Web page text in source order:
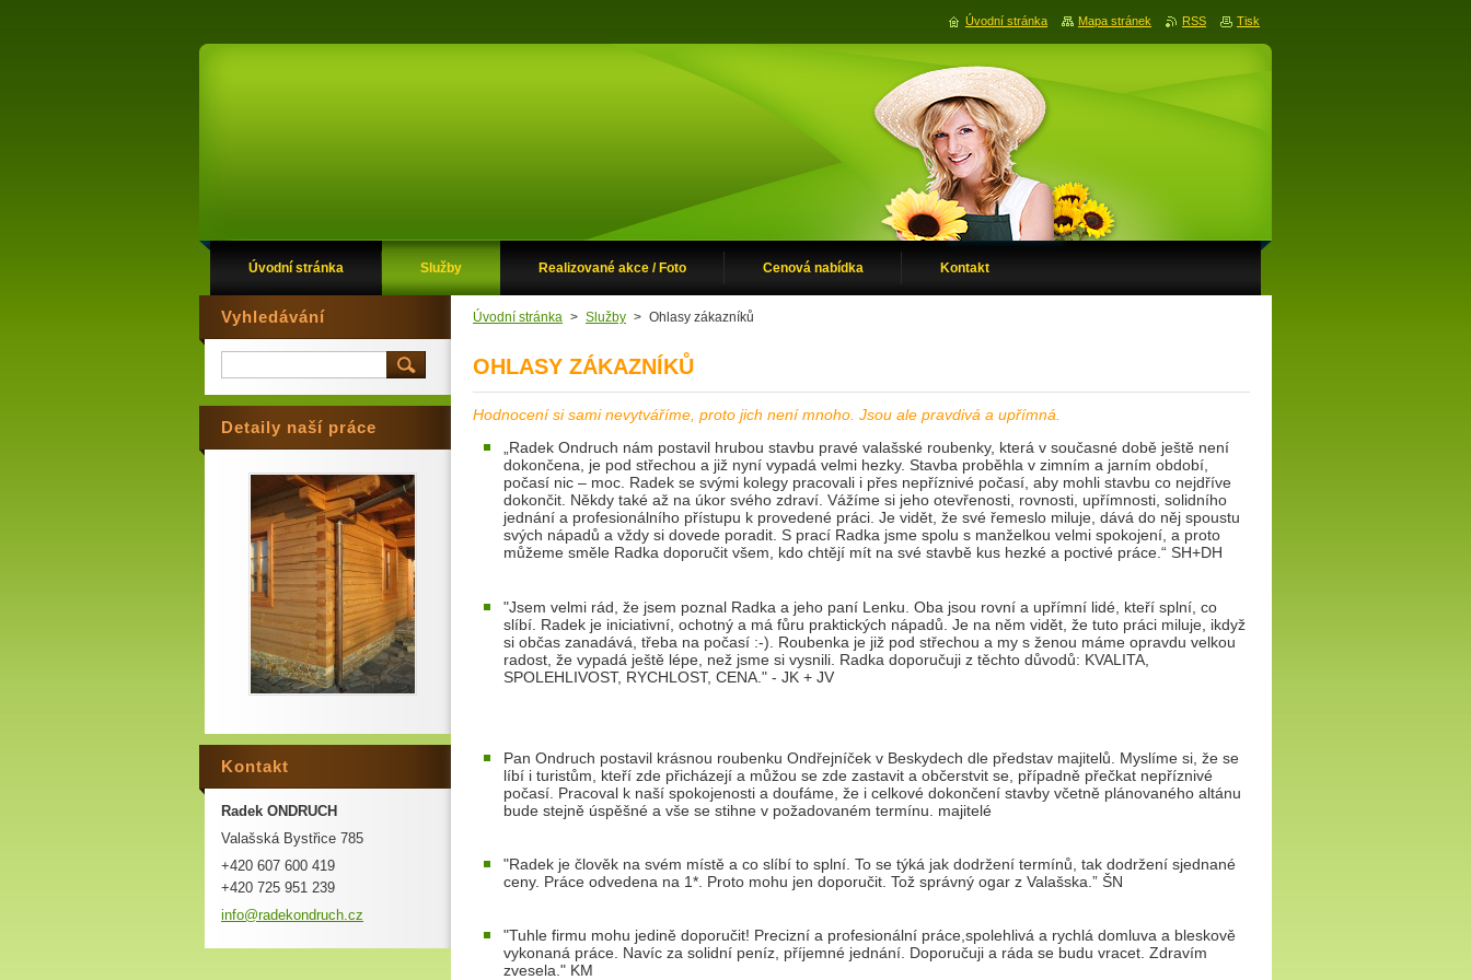
Úvodní stránka Služby Realizované akce / Foto Cenová nabídka Kontakt
Úvodní stránka > Služby > Ohlasy zákazníků
OHLASY ZÁKAZNÍKŮ
Hodnocení si sami nevytváříme, proto jich není mnoho. Jsou ale pravdivá a upřímná.
Radek Ondruch nám postavil hrubou stavbu pravé valašské roubenky, která v současné době ještě není
dokončena, je pod střechou a již nyní vypadá velmi hezky. Stavba proběhla v zimním a jarním období,
počasí nic – moc. Radek se svými kolegy pracovali i přes nepříznivé počasí, aby mohli stavbu co nejdříve
dokončit. Někdy také až na úkor svého zdraví. Vážíme si jeho otevřenosti, rovnosti, upřímnosti, solidního
jednání a profesionálního přístupu k provedené práci. Je vidět, že své řemeslo miluje, dává do něj spoustu
svých nápadů a vždy si dovede poradit. S prací Radka jsme spolu s manželkou velmi spokojení, a proto
můžeme směle Radka doporučit všem, kdo chtějí mít na své stavbě kus hezké a poctivé práce.“ SH+DH
"Jsem velmi rád, že jsem poznal Radka a jeho paní Lenku. Oba jsou rovní a upřímní lidé, kteří splní, co
slíbí. Radek je iniciativní, ochotný a má fůru praktických nápadů. Je na něm vidět, že tuto práci miluje, ikdyž
si občas zanadává, třeba na počasí :-). Roubenka je již pod střechou a my s ženou máme opravdu velkou
radost, že vypadá ještě lépe, než jsme si vysnili. Radka doporučuji z těchto důvodů: KVALITA,
SPOLEHLIVOST, RYCHLOST, CENA." - JK + JV
Pan Ondruch postavil krásnou roubenku Ondřejníček v Beskydech dle představ majitelů. Myslíme si, že se
líbí i turistům, kteří zde přicházejí a můžou se zde zastavit a občerstvit se, případně přečkat nepříznivé
počasí. Pracoval k naší spokojenosti a doufáme, že i celkové dokončení stavby včetně plánovaného altánu
bude stejně úspěšné a vše se stihne v požadovaném termínu. majitelé
"Radek je člověk na svém místě a co slíbí to splní. To se týká jak dodržení termínů, tak dodržení sjednané
ceny. Práce odvedena na 1*. Proto mohu jen doporučit. Tož správný ogar z Valašska.” ŠN
"Tuhle firmu mohu jedině doporučit! Precizní a profesionální práce,spolehlivá a rychlá domluva a bleskově
vykonaná práce. Navíc za solidní peníz, příjemné jednání. Doporučuji a ráda se budu vracet. Zdravím
zvesela." KM
Vyhledávání
Detaily naší práce
Kontakt
Radek ONDRUCH
Valašská Bystřice 785
+420 607 600 419
+420 725 951 239
info@radekondruc h.cz
Úvodní stránka Mapa stránek RSS Tisk